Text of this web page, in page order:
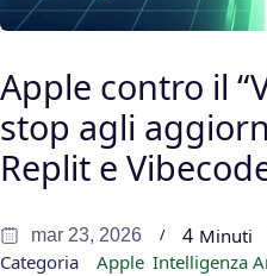
Apple contro il
stop agli
Replit e
mar 23, 2026 4 Minuti
Categoria
Apple Intelligenza